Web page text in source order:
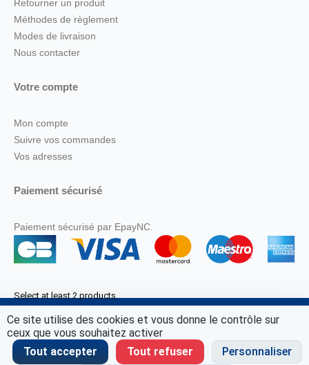
Retourner un produit
Méthodes de règlement
Modes de livraison
Nous contacter
Votre compte
Mon compte
Suivre vos commandes
Vos adresses
Paiement sécurisé
Paiement sécurisé par EpayNC.
Select at least 2 products
Ce site utilise des cookies et vous donne le contrôle sur
ceux que vous souhaitez activer
Tout accepter
Tout refuser Personnaliser